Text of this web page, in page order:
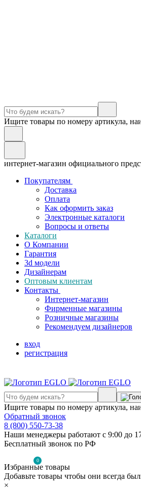
Ищите товары по номеру артикула,
интернет-магазин официального
Покупателям
Доставка
Оплата
Как оформить заказ
Электронные каталоги
Вопросы и ответы
Каталоги
О Компании
Гарантия
3d модели
Дизайнерам
Оптовым клиентам
Контакты
Интернет-магазин
Фирменные магазины
Розничные магазины
Рекомендуем дизайнеров
вход
регистрация
Ищите товары по номеру артикула,
Обратный звонок
8 (800) 550-73-38
Наши менеджеры работают с 9:00 до
Бесплатный звонок по РФ
0
Избранные товары
Добавьте товары чтобы они всегда
×